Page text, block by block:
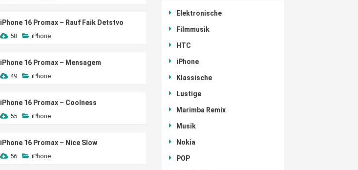
iPhone 16 Promax – Rauf Faik Detstvo
58 iPhone
iPhone 16 Promax – Mensagem
49 iPhone
iPhone 16 Promax – Coolness
55 iPhone
iPhone 16 Promax – Nice Slow
56 iPhone
Elektronische
Filmmusik
HTC
iPhone
Klassische
Lustige
Marimba Remix
Musik
Nokia
POP